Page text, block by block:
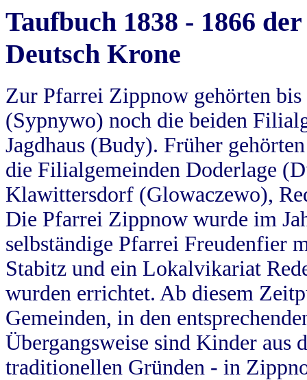
Taufbuch 1838 - 1866
Deutsch Krone
Zur Pfarrei Zippnow gehörten
(Sypnywo) noch die beiden
Jagdhaus (Budy). Früher
die Filialgemeinden Doderlage
Klawittersdorf (Glowaczewo),
Die Pfarrei Zippnow wurde im
selbständige Pfarrei Freudenfier
Stabitz und ein Lokalvikariat
wurden errichtet. Ab diesem
Gemeinden, in den
Übergangsweise sind Kinder aus
traditionellen Gründen - in